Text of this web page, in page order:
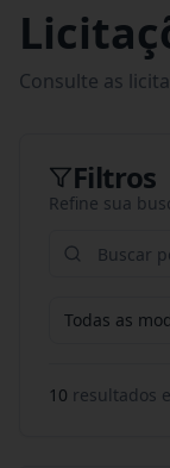
Consulte as
Filtros
Refine sua
Todas as
10 resultados